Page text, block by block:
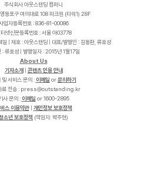
주식회사 아웃스탠딩 컴퍼니
등포구 여의대로 108 파크원 (타워1) 28F
업자등록번호 : 836-81-00086
넷신문등록번호 : 서울 아03778
| 제호 : 아웃스탠딩 | 대표/발행인 : 김동환, 류호성
: 류호성 | 발행일자 : 2015년 1월17일
About Us
기자소개
콘텐츠 인용 안내
및 서비스 문의 : 이메일 or문의하기
료 전송 :
r
k
.
g
n
i
d
n
a
t
s
t
u
o
@
s
s
e
r
p
사 문의 : 이메일 or 1600-2895
스 이용약관| 개인정보 보호정책
소년 보호정책 (책임자: 박주현)